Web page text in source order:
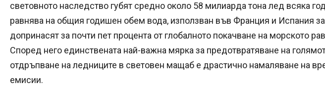
световното наследство губят средно около 58 милиарда тона лед всяка
равнява на общия годишен обем вода, използван във Франция и Испания
допринасят за почти пет процента от глобалното покачване на морското
Според него единствената най-важна мярка за предотвратяване на
отдръпване на ледниците в световен мащаб е драстично намаляване на
емисии.